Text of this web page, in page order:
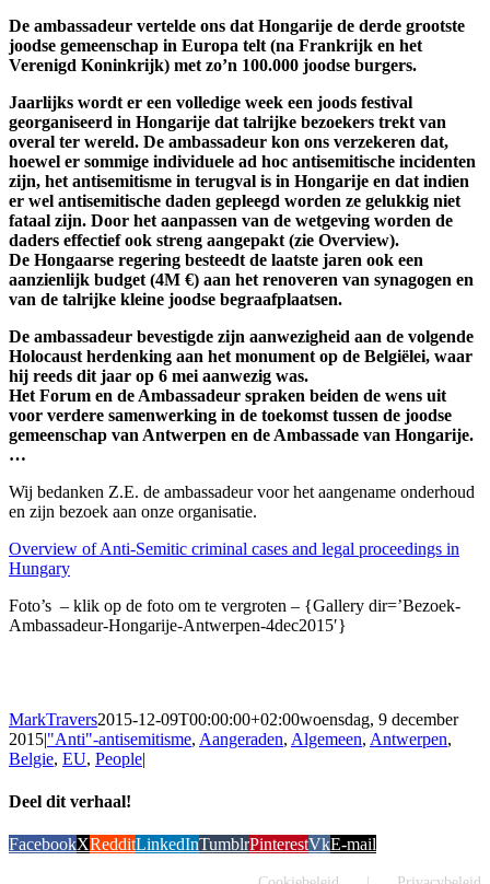
De ambassadeur vertelde ons dat Hongarije de derde grootste
joodse gemeenschap in Europa telt (na Frankrijk en het
Verenigd Koninkrijk) met zo’n 100.000 joodse burgers.
Jaarlijks wordt er een volledige week een joods festival
georganiseerd in Hongarije dat talrijke bezoekers trekt van
overal ter wereld. De ambassadeur kon ons verzekeren dat,
hoewel er sommige individuele ad hoc antisemitische incidenten
zijn, het antisemitisme in terugval is in Hongarije en dat indien
er wel antisemitische daden gepleegd worden ze gelukkig niet
fataal zijn. Door het aanpassen van de wetgeving worden de
daders effectief ook streng aangepakt (zie Overview).
De Hongaarse regering besteedt de laatste jaren ook een
aanzienlijk budget (4M €) aan het renoveren van synagogen en
van de talrijke kleine joodse begraafplaatsen.
De ambassadeur bevestigde zijn aanwezigheid aan de volgende
Holocaust herdenking aan het monument op de Belgiëlei, waar
hij reeds dit jaar op 6 mei aanwezig was.
Het Forum en de Ambassadeur spraken beiden de wens uit
voor verdere samenwerking in de toekomst tussen de joodse
gemeenschap van Antwerpen en de Ambassade van Hongarije.
…
Wij bedanken Z.E. de ambassadeur voor het aangename onderhoud
en zijn bezoek aan onze organisatie.
Overview of Anti-Semitic criminal cases and legal proceedings in
Hungary
Foto’s – klik op de foto om te vergroten – {Gallery dir=’Bezoek-
Ambassadeur-Hongarije-Antwerpen-4dec2015′}
MarkTravers2015-12-09T00:00:00+02:00woensdag, 9 december
2015|"Anti"-antisemitisme, Aangeraden, Algemeen, Antwerpen,
Belgie, EU, People|
Deel dit verhaal!
FacebookXRedditLinkedInTumblrPinterestVkE-mail